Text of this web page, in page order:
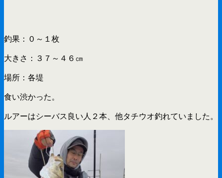
釣果：０～１枚
大きさ：３７～４６㎝
場所：各堤
食い渋かった。
ルアーはシーバス良い人２本、他タチウオ釣れていました。